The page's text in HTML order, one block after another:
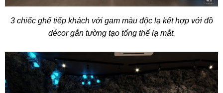
3 chiếc ghế tiếp khách với gam màu độc lạ kết hợp với đồ
décor gắn tường tạo tổng thể lạ mắt.